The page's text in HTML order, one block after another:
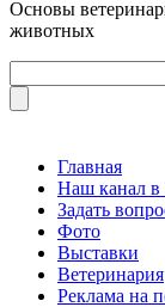
Основы
животных
Главная
Наш канал
Задать
Фото
Выставки
Ветеринария
Реклама на